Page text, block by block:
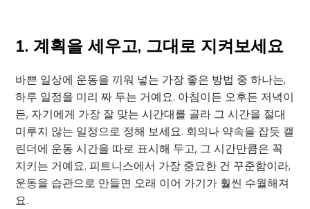
1. 계획을 세우고, 그대로 지켜보세요
바쁜 일상에 운동을 끼워 넣는 가장 좋은 방법 중 하나는,
하루 일정을 미리 짜 두는 거예요. 아침이든 오후든 저녁이
든, 자기에게 가장 잘 맞는 시간대를 골라 그 시간을 절대
미루지 않는 일정으로 정해 보세요. 회의나 약속을 잡듯 캘
린더에 운동 시간을 따로 표시해 두고, 그 시간만큼은 꼭
지키는 거예요. 피트니스에서 가장 중요한 건 꾸준함이라,
운동을 습관으로 만들면 오래 이어 가기가 훨씬 수월해져
요.